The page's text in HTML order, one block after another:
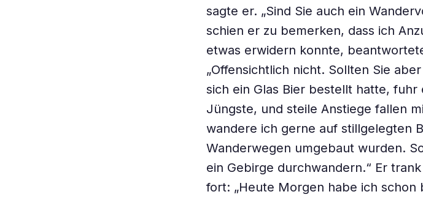
sagte er. „Sind Sie auch ein
schien er zu bemerken, dass ich
etwas erwidern konnte,
„Offensichtlich nicht. Sollten Sie
sich ein Glas Bier bestellt hatte,
Jüngste, und steile Anstiege fallen
wandere ich gerne auf stillgelegten
Wanderwegen umgebaut wurden.
ein Gebirge durchwandern.“ Er
fort: „Heute Morgen habe ich schon